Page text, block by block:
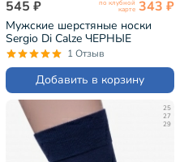
545 ₽ по клубной
карте 343 ₽
Мужские шерстяные носки
Sergio Di Calze ЧЕРНЫЕ
(21SC2)
1 Отзыв
Добавить в корзину
25
27
29